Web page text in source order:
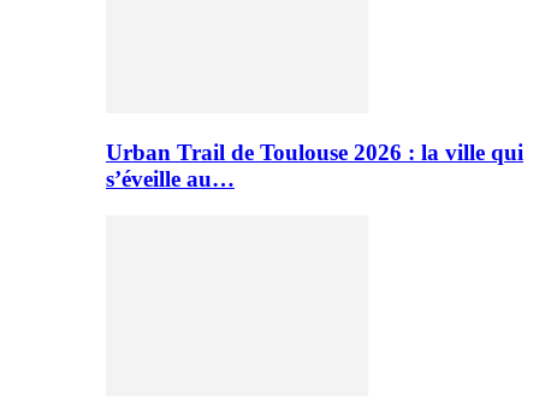
Urban Trail de Toulouse 2026 : la ville qui
s’éveille au…